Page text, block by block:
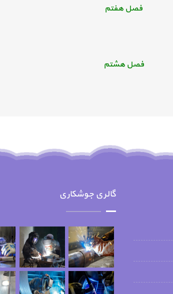
فصل هفتم
فصل هشتم
گالری جوشکاری